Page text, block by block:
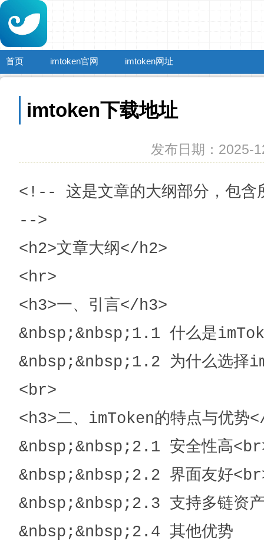
首页 imtoken官网 imtoken网址
imtoken下载地址
发布日期：2025-
<!-- 这是文章的大纲部分，包含
-->
<h2>文章大纲</h2>
<hr>
<h3>一、引言</h3>
&nbsp;&nbsp;1.1 什么是
&nbsp;&nbsp;1.2 为什么选择
<br>
<h3>二、imToken的特点与优势
&nbsp;&nbsp;2.1 安全性高
&nbsp;&nbsp;2.2 界面友好
&nbsp;&nbsp;2.3 支持多链资
&nbsp;&nbsp;2.4 其他优势